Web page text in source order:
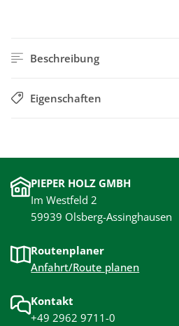
Beschreibung
Eigenschaften
PIEPER HOLZ GMBH
Im Westfeld 2
59939 Olsberg-Assinghausen
Routenplaner
Anfahrt/Route planen
Kontakt
+49 2962 9711-0